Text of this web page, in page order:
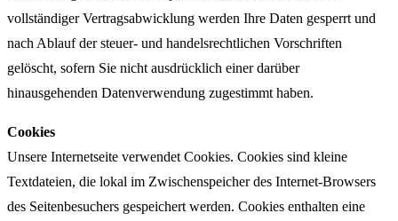
vollständiger Vertragsabwicklung werden Ihre Daten gesperrt und
nach Ablauf der steuer- und handelsrechtlichen Vorschriften
gelöscht, sofern Sie nicht ausdrücklich einer darüber
hinausgehenden Datenverwendung zugestimmt haben.
Cookies
Unsere Internetseite verwendet Cookies. Cookies sind kleine
Textdateien, die lokal im Zwischenspeicher des Internet-Browsers
des Seitenbesuchers gespeichert werden. Cookies enthalten eine